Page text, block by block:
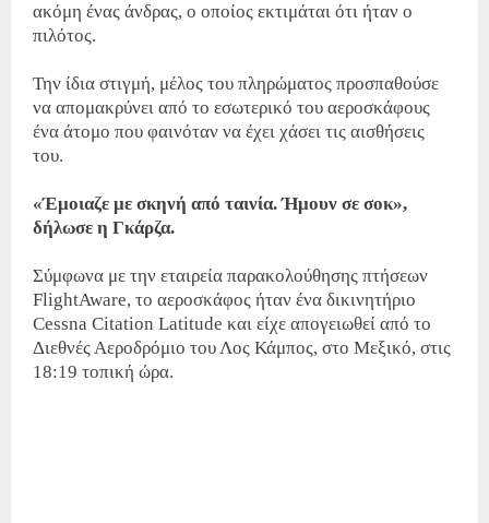
ακόμη ένας άνδρας, ο οποίος εκτιμάται ότι ήταν ο
πιλότος.
Την ίδια στιγμή, μέλος του πληρώματος προσπαθούσε
να απομακρύνει από το εσωτερικό του αεροσκάφους
ένα άτομο που φαινόταν να έχει χάσει τις αισθήσεις
του.
«Έμοιαζε με σκηνή από ταινία. Ήμουν σε σοκ»,
δήλωσε η Γκάρζα.
Σύμφωνα με την εταιρεία παρακολούθησης πτήσεων
FlightAware, το αεροσκάφος ήταν ένα δικινητήριο
Cessna Citation Latitude και είχε απογειωθεί από το
Διεθνές Αεροδρόμιο του Λος Κάμπος, στο Μεξικό, στις
18:19 τοπική ώρα.